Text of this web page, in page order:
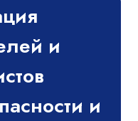
и
и